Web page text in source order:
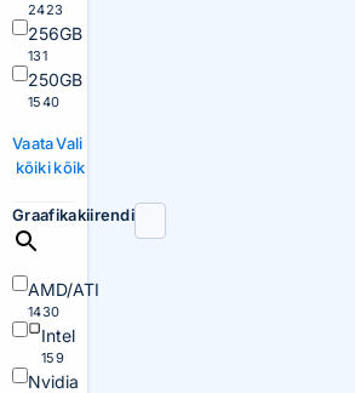
2423
256GB
131
250GB
1540
Vaata
kõiki
Vali
kõik
Graafikakiirendi
AMD/ATI
1430
Intel
159
Nvidia